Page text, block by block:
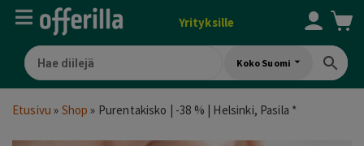
Yrityksille
Koko Suomi
Etusivu » Shop » Purentakisko | -38 % | Helsinki, Pasila *